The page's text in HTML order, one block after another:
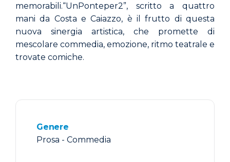
memorabili.“UnPonteper2”, scrittoaquattro
manida CostaeCaiazzo, èilfrutto diquesta
nuova sinergia artistica, che promette di
mescolare commedia, emozione, ritmo teatrale e
trovate comiche.
Genere
Prosa - Commedia